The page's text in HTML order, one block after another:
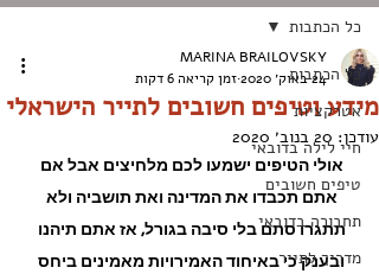
כל הכתבות
אטרקציות
חיי לילה בדובאי
טיפים חשובים
תחבורה בדובאי
מדריך לתייר
כל הכתבות
מידע וטיפים חשובים לתייר הישראלי
MARINA BRAILOVSKY
24 באוק׳ 2020
זמן קריאה 6 דקות
עודכן: 20 בנוב׳ 2020
אולי הטיפים ישמעו לכם מלחיצים אבל אם
אתם תכבדו את המדינה ואת תושביה ולא
תתגרו סתם בלי סיבה בגורל, אז אתם תיהנו
ובענק כי באיחוד האמירויות מאמינים ביחס